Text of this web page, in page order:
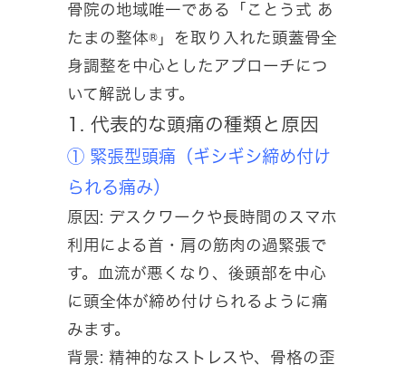
骨院の地域唯一である「ことう式 あ
たまの整体®」を取り入れた頭蓋骨全
身調整を中心としたアプローチにつ
いて解説します。
1. 代表的な頭痛の種類と原因
① 緊張型頭痛（ギシギシ締め付け
られる痛み）
原因: デスクワークや長時間のスマホ
利用による首・肩の筋肉の過緊張で
す。血流が悪くなり、後頭部を中心
に頭全体が締め付けられるように痛
みます。
背景: 精神的なストレスや、骨格の歪